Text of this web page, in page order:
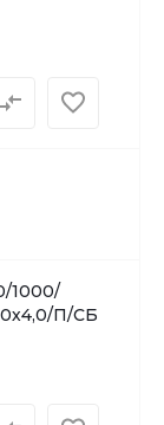
1000/
П/СБ